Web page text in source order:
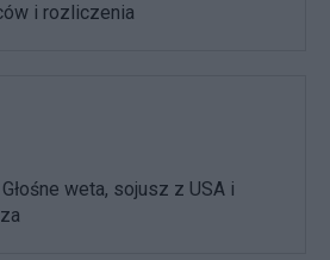
i rozliczenia
weta, sojusz z USA i